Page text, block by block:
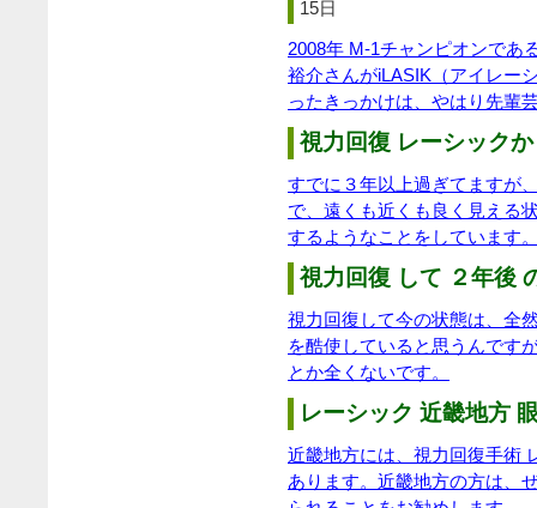
15日
2008年 M-1チャンピオンであ
裕介さんがiLASIK（アイレー
ったきっかけは、やはり先輩
視力回復 レーシック
すでに３年以上過ぎてますが
で、遠くも近くも良く見える
するようなことをしています
視力回復 して ２年後
視力回復して今の状態は、全
を酷使していると思うんです
とか全くないです。
レーシック 近畿地方
近畿地方には、視力回復手術
あります。近畿地方の方は、